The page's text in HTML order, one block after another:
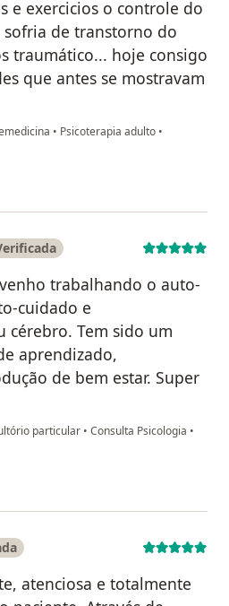
e exercicios o controle do
de transtorno do
traumático... hoje consigo
que antes se mostravam
• Psicoterapia adulto •
Meireles
trabalhando o auto-
cuidado e
cérebro. Tem sido um
aprendizado,
de bem estar. Super
particular • Consulta Psicologia •
atenciosa e totalmente